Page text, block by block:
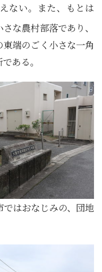
ない。また、もとは
な農村部落であり、
端のごく小さな一角
ある。
はおなじみの、団地